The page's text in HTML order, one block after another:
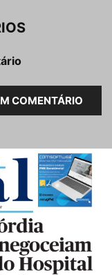
COMENTÁRIO